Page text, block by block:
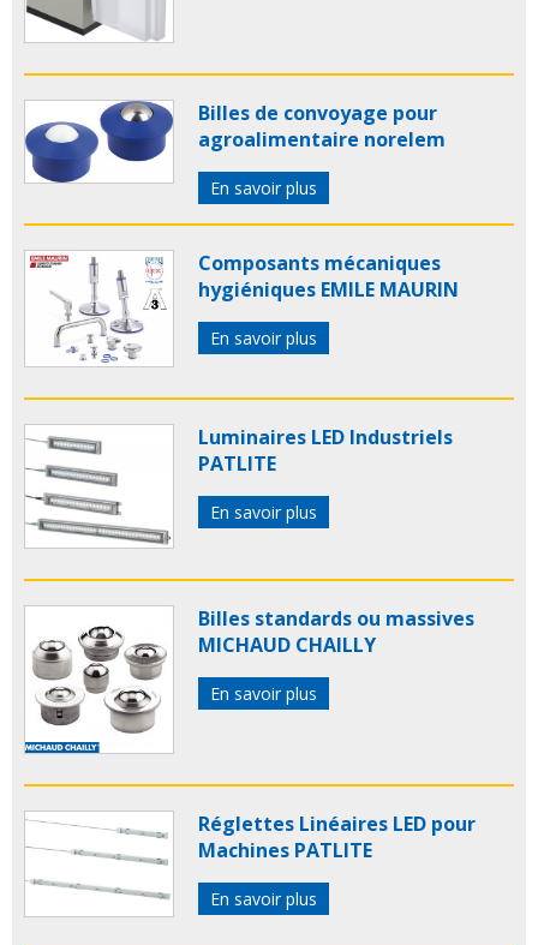
Billes de convoyage pour
agroalimentaire norelem
En savoir plus
Composants mécaniques
hygiéniques EMILE MAURIN
En savoir plus
Luminaires LED Industriels
PATLITE
En savoir plus
Billes standards ou massives
MICHAUD CHAILLY
En savoir plus
Réglettes Linéaires LED pour
Machines PATLITE
En savoir plus